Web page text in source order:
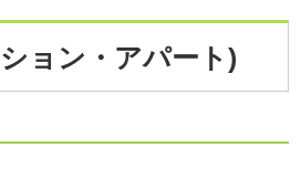
ョン・アパート)